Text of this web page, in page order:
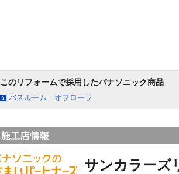
このリフォームで採用したパナソニック商品
バスルーム オフローラ
サンカラー